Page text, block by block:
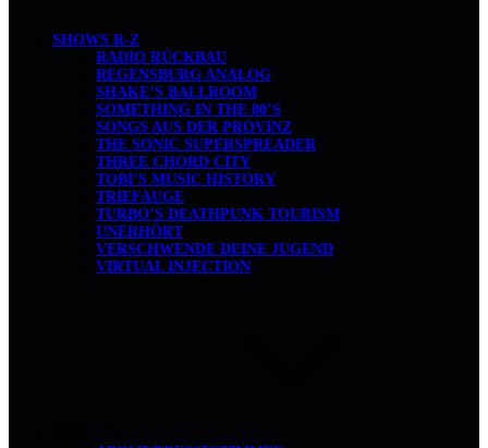
SHOWS R-Z
RADIO RÜCKBAU
REGENSBURG ANALOG
SHAKE’S BALLROOM
SOMETHING IN THE 80’S
SONGS AUS DER PROVINZ
THE SONIC SUPERSPREADER
THREE CHORD CITY
TOBI’S MUSIC HISTORY
TRIEFAUGE
TURBO’S DEATHPUNK TOURISM
UNERHÖRT
VERSCHWENDE DEINE JUGEND
VIRTUAL INJECTION